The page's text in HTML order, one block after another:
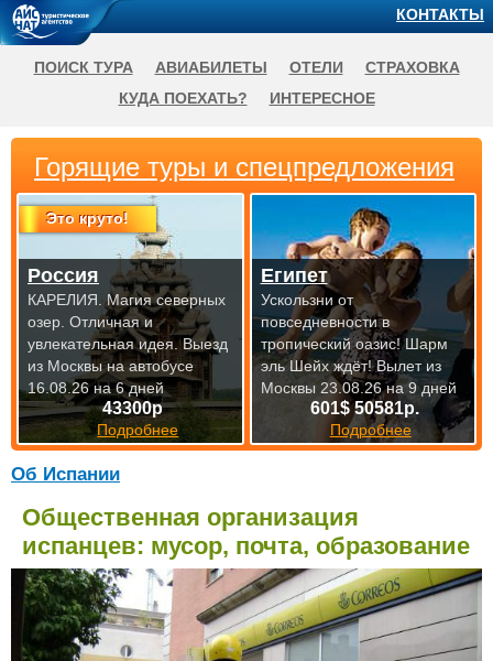
Об Испании
Общественная организация
испанцев: мусор, почта, образование
Горящие туры и спецпредложения
Это круто!
43300р
Подробнее
Россия
КАРЕЛИЯ. Магия северных
озер. Отличная и
увлекательная идея.Выезд
из Москвы на автобусе
16.08.26 на 6 дней
601$ 50581р.
Подробнее
Египет
Ускользни от
повседневности в
тропический оазис! Шарм
эль Шейх ждёт!Вылет из
Москвы 23.08.26 на 9 дней
КОНТАКТЫ
ПОИСК ТУРА АВИАБИЛЕТЫ ОТЕЛИ
СТРАХОВКА
КУДА ПОЕХАТЬ?
ИНТЕРЕСНОЕ